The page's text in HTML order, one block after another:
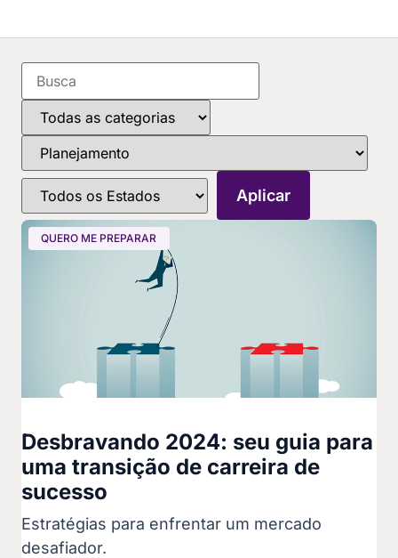
QUERO ME PREPARAR
Desbravando 2024: seu guia para
uma transição de carreira de
sucesso
Estratégias para enfrentar um mercado
desafiador.